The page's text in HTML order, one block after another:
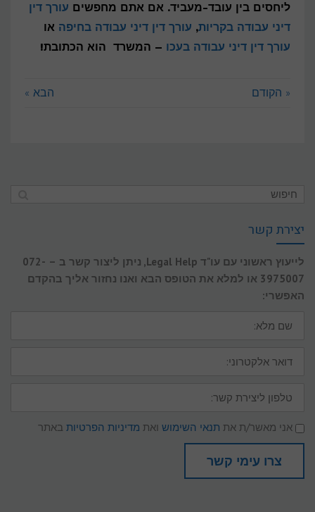
ליחסים בין עובד-מעביד. אם אתם מחפשים עורך דין
דיני עבודה בקריות, עורך דין דיני עבודה בחיפה או
עורך דין דיני עבודה בעכו – המשרד הוא הכתובת!
« הקודם הבא »
יצירת קשר
לייעוץ ראשוני עם עו"ד Legal Help, ניתן ליצור קשר ב – 072-
3975007 או למלא את הטופס הבא ואנו נחזור אליך בהקדם
האפשרי:
מלא:
אלקטרוני:
ליצירת
תנאי
שימוש
ומדיניות
פרטיות
אני מאשר/ת את תנאי השימוש ואת מדיניות הפרטיות באתר
צרו עימי קשר